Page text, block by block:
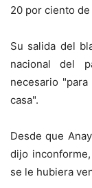
20 por ciento de
Su salida del
nacional del
necesario
casa".
Desde que
dijo
se le hubiera